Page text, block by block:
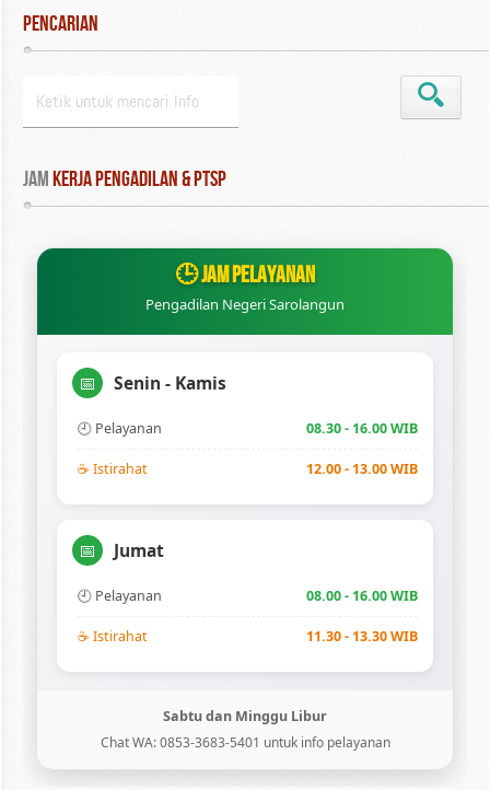
Pencarian
Jam Kerja Pengadilan & PTSP
🕒 JAM PELAYANAN
Pengadilan Negeri Sarolangun
📅 Senin - Kamis
🕘 Pelayanan 08.30 - 16.00 WIB
☕ Istirahat 12.00 - 13.00 WIB
📅 Jumat
🕘 Pelayanan 08.00 - 16.00 WIB
☕ Istirahat 11.30 - 13.30 WIB
Sabtu dan Minggu Libur
Chat WA: 0853-3683-5401 untuk info pelayanan